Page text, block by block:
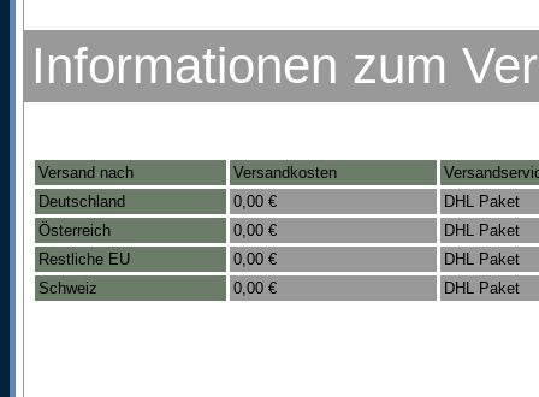
Informationen zum
Versand nach Versandkosten
Deutschland
0,00 €
DHL Paket
Österreich
0,00 €
DHL Paket
Restliche EU
0,00 €
DHL Paket
Schweiz
0,00 € DHL Paket